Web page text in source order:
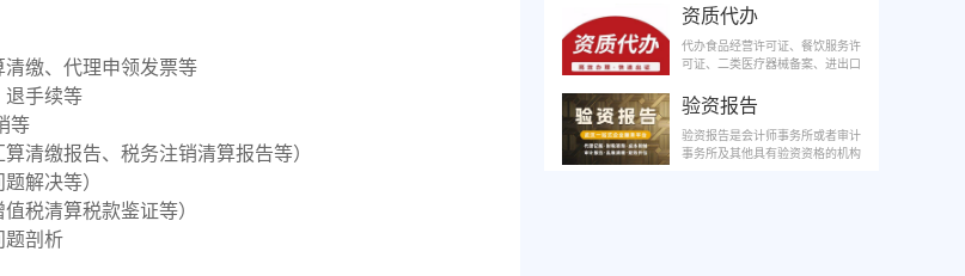
缴、代理申领发票等
退手续等
等
清缴报告、税务注销清算报告等）
解决等）
税清算税款鉴证等）
题剖析
资质代办
代办食品经营许可证、餐饮服务许
可证、二类医疗器械备案、进出口
验资报告
验资报告是会计师事务所或者审计
事务所及其他具有验资资格的机构